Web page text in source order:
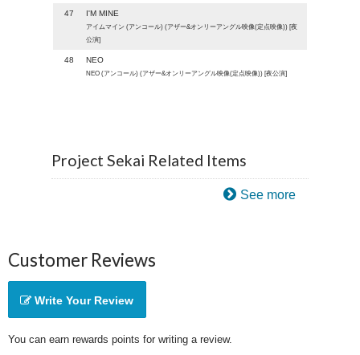
47 I'M MINE
アイムマイン (アンコール) (アザー&オンリーアングル映像(定点映像)) [夜
公演]
48 NEO
NEO (アンコール) (アザー&オンリーアングル映像(定点映像)) [夜公演]
Project Sekai Related Items
See more
Customer Reviews
Write Your Review
You can earn rewards points for writing a review.